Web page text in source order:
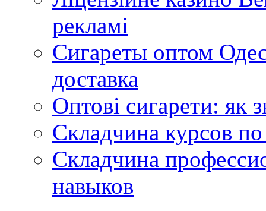
рекламі
Сигареты оптом
доставка
Оптові сигарети: як
Складчина курсов
Складчина
навыков